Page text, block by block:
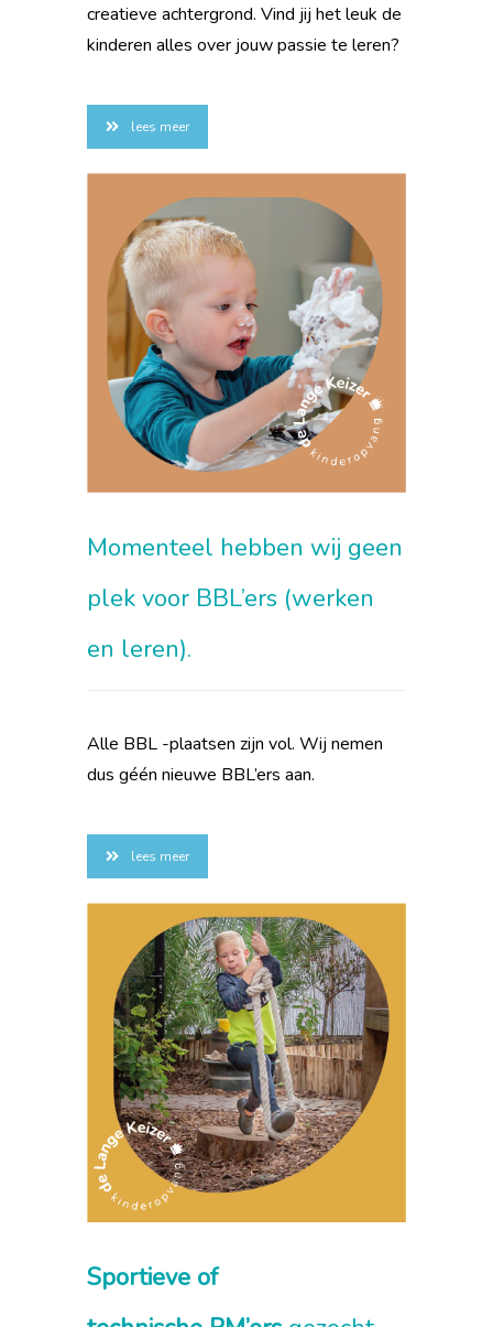
creatieve achtergrond. Vind jij het leuk de
kinderen alles over jouw passie te leren?
lees meer
Momenteel hebben wij geen
plek voor BBL’ers (werken
en leren).
Alle BBL -plaatsen zijn vol. Wij nemen
dus géén nieuwe BBL’ers aan.
lees meer
Sportieve of